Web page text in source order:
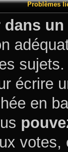
Problèmes
dans
écrire
en
votes,